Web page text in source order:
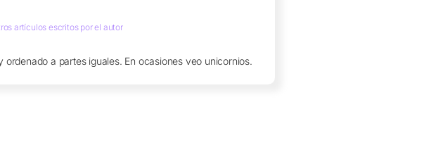
artículos escritos por el autor
a partes iguales. En ocasiones veo unicornios.